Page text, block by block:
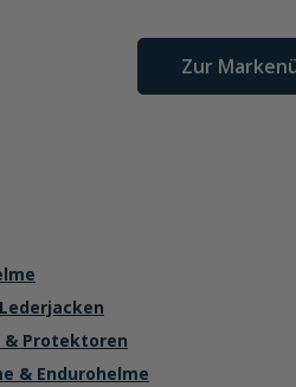
Zur
& Protektoren
& Endurohelme